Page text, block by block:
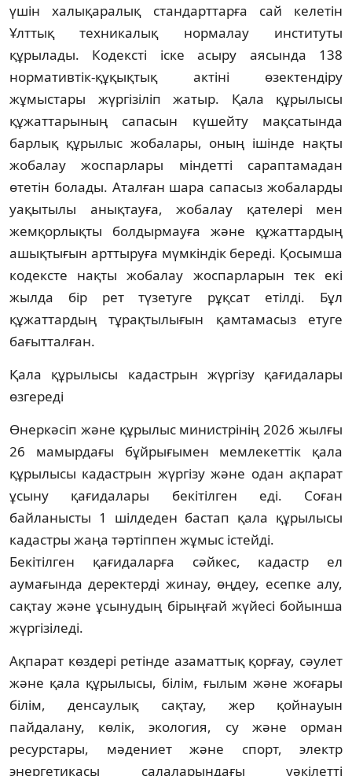
үшін халықаралық стандарттарға сай келетін
Ұлттық техникалық нормалау институты
құрылады. Кодексті іске асыру аясында 138
нормативтік-құқықтық актіні өзектендіру
жұмыстары жүргізіліп жатыр. Қала құрылысы
құжаттарының сапасын күшейту мақсатында
барлық құрылыс жобалары, оның ішінде нақты
жобалау жоспарлары міндетті сараптамадан
өтетін болады. Аталған шара сапасыз жобаларды
уақытылы анықтауға, жобалау қателері мен
жемқорлықты болдырмауға және құжаттардың
ашықтығын арттыруға мүмкіндік береді. Қосымша
кодексте нақты жобалау жоспарларын тек екі
жылда бір рет түзетуге рұқсат етілді. Бұл
құжаттардың тұрақтылығын қамтамасыз етуге
бағытталған.
Қала құрылысы кадастрын жүргізу қағидалары
өзгереді
Өнеркәсіп және құрылыс министрінің 2026 жылғы
26 мамырдағы бұйрығымен мемлекеттік қала
құрылысы кадастрын жүргізу және одан ақпарат
ұсыну қағидалары бекітілген еді. Соған
байланысты 1 шілдеден бастап қала құрылысы
кадастры жаңа тәртіппен жұмыс істейді.
Бекітілген қағидаларға сәйкес, кадастр ел
аумағында деректерді жинау, өңдеу, есепке алу,
сақтау және ұсынудың бірыңғай жүйесі бойынша
жүргізіледі.
Ақпарат көздері ретінде азаматтық қорғау, сәулет
және қала құрылысы, білім, ғылым және жоғары
білім, денсаулық сақтау, жер қойнауын
пайдалану, көлік, экология, су және орман
ресурстары, мәдениет және спорт, электр
энергетикасы салаларындағы уәкілетті